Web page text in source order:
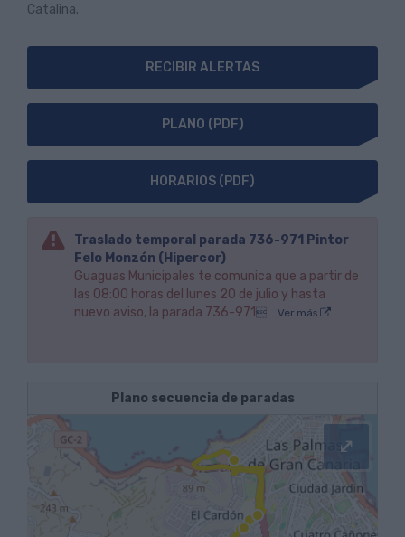
Catalina.
RECIBIR ALERTAS
PLANO (PDF)
HORARIOS (PDF)
Traslado temporal parada 736-971 Pintor
Felo Monzón (Hipercor)
Guaguas Municipales te comunica que a partir de
las 08:00 horas del lunes 20 de julio y hasta
nuevo aviso, la parada 736-971... Ver más
Plano secuencia de paradas
⤢